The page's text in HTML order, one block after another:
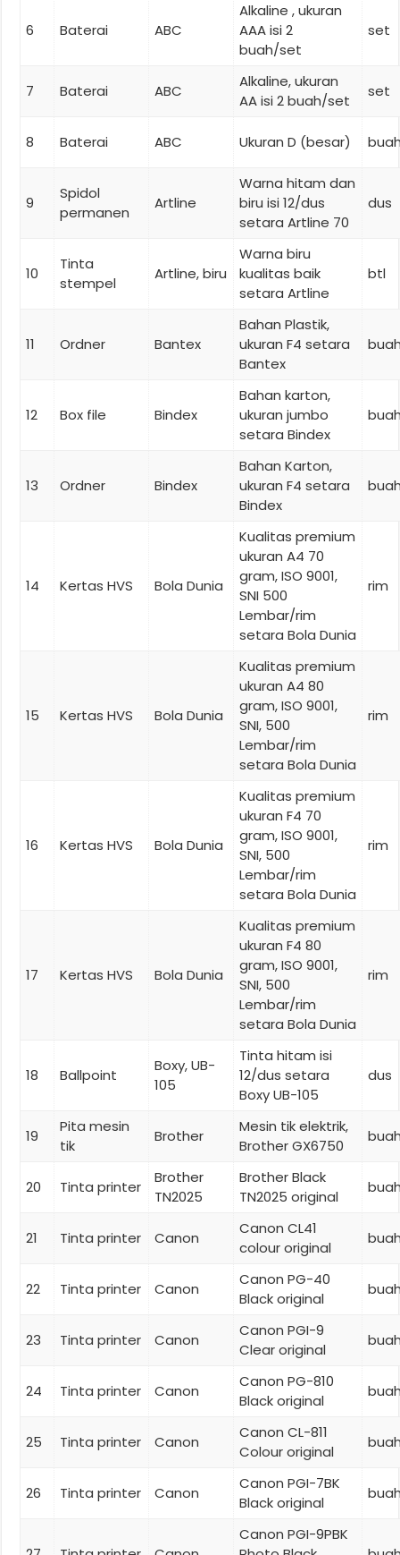
6 Baterai ABC
Alkaline , ukuran
AAA isi 2
buah/set
set
7 Baterai ABC
Alkaline, ukuran
AA isi 2 buah/set
set
8 Baterai ABC Ukuran D (besar)
9
Spidol
permanen
Artline
Warna hitam dan
biru isi 12/dus
setara Artline 70
dus
10
Tinta
stempel
Artline, biru
Warna biru
kualitas baik
setara Artline
btl
11 Ordner Bantex
Bahan Plastik,
ukuran F4 setara
Bantex
12 Box file Bindex
Bahan karton,
ukuran jumbo
setara Bindex
13 Ordner Bindex
Bahan Karton,
ukuran F4 setara
Bindex
14 Kertas HVS Bola Dunia
Kualitas premium
ukuran A4 70
gram, ISO 9001,
SNI 500
Lembar/rim
setara Bola Dunia
rim
15 Kertas HVS Bola Dunia
Kualitas premium
ukuran A4 80
gram, ISO 9001,
SNI, 500
Lembar/rim
setara Bola Dunia
rim
16 Kertas HVS Bola Dunia
Kualitas premium
ukuran F4 70
gram, ISO 9001,
SNI, 500
Lembar/rim
setara Bola Dunia
rim
17 Kertas HVS Bola Dunia
Kualitas premium
ukuran F4 80
gram, ISO 9001,
SNI, 500
Lembar/rim
setara Bola Dunia
rim
18 Ballpoint
Boxy, UB-
105
Tinta hitam isi
12/dus setara
Boxy UB-105
dus
19
Pita mesin
tik
Brother
Mesin tik elektrik,
Brother GX6750
20 Tinta printer
Brother
TN2025
Brother Black
TN2025 original
21 Tinta printer Canon
Canon CL41
colour original
22 Tinta printer Canon
Canon PG-40
Black original
23 Tinta printer Canon
Canon PGI-9
Clear original
24 Tinta printer Canon
Canon PG-810
Black original
25 Tinta printer Canon
Canon CL-811
Colour original
26 Tinta printer Canon
Canon PGI-7BK
Black original
Canon PGI-9PBK